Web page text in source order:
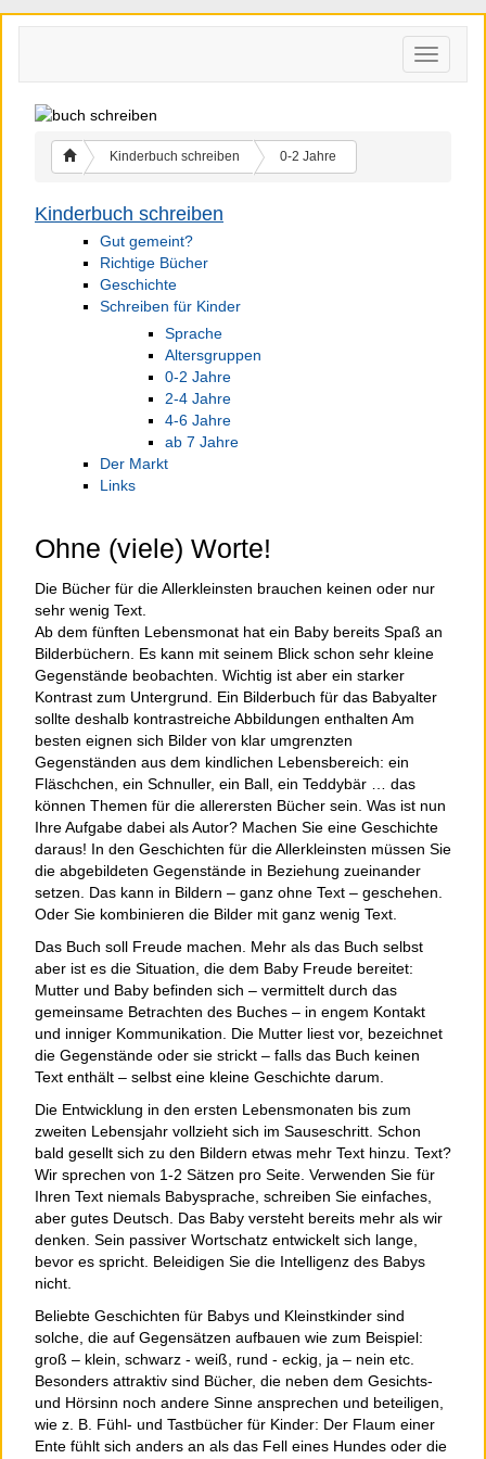
Kinderbuch schreiben 0-2 Jahre
Kinderbuch schreiben
Gut gemeint?
Richtige Bücher
Geschichte
Schreiben für Kinder
Sprache
Altersgruppen
0-2 Jahre
2-4 Jahre
4-6 Jahre
ab 7 Jahre
Der Markt
Links
Ohne (viele) Worte!
Die Bücher für die Allerkleinsten brauchen keinen oder nur
sehr wenig Text.
Ab dem fünften Lebensmonat hat ein Baby bereits Spaß an
Bilderbüchern. Es kann mit seinem Blick schon sehr kleine
Gegenstände beobachten. Wichtig ist aber ein starker
Kontrast zum Untergrund. Ein Bilderbuch für das Babyalter
sollte deshalb kontrastreiche Abbildungen enthalten Am
besten eignen sich Bilder von klar umgrenzten
Gegenständen aus dem kindlichen Lebensbereich: ein
Fläschchen, ein Schnuller, ein Ball, ein Teddybär … das
können Themen für die allerersten Bücher sein. Was ist nun
Ihre Aufgabe dabei als Autor? Machen Sie eine Geschichte
daraus! In den Geschichten für die Allerkleinsten müssen Sie
die abgebildeten Gegenstände in Beziehung zueinander
setzen. Das kann in Bildern – ganz ohne Text – geschehen.
Oder Sie kombinieren die Bilder mit ganz wenig Text.
Das Buch soll Freude machen. Mehr als das Buch selbst
aber ist es die Situation, die dem Baby Freude bereitet:
Mutter und Baby befinden sich – vermittelt durch das
gemeinsame Betrachten des Buches – in engem Kontakt
und inniger Kommunikation. Die Mutter liest vor, bezeichnet
die Gegenstände oder sie strickt – falls das Buch keinen
Text enthält – selbst eine kleine Geschichte darum.
Die Entwicklung in den ersten Lebensmonaten bis zum
zweiten Lebensjahr vollzieht sich im Sauseschritt. Schon
bald gesellt sich zu den Bildern etwas mehr Text hinzu. Text?
Wir sprechen von 1-2 Sätzen pro Seite. Verwenden Sie für
Ihren Text niemals Babysprache, schreiben Sie einfaches,
aber gutes Deutsch. Das Baby versteht bereits mehr als wir
denken. Sein passiver Wortschatz entwickelt sich lange,
bevor es spricht. Beleidigen Sie die Intelligenz des Babys
nicht.
Beliebte Geschichten für Babys und Kleinstkinder sind
solche, die auf Gegensätzen aufbauen wie zum Beispiel:
groß – klein, schwarz - weiß, rund - eckig, ja – nein etc.
Besonders attraktiv sind Bücher, die neben dem Gesichts-
und Hörsinn noch andere Sinne ansprechen und beteiligen,
wie z. B. Fühl- und Tastbücher für Kinder: Der Flaum einer
Ente fühlt sich anders an als das Fell eines Hundes oder die